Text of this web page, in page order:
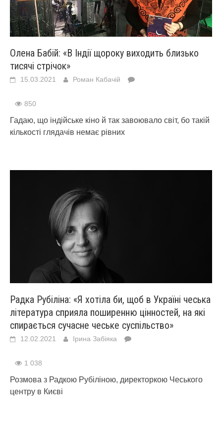
Олена Бабій: «В Індії щороку виходить близько
тисячі стрічок»
15.03.2021 Роман Кабачій
850
Гадаю, що індійське кіно й так завоювало світ, бо такій
кількості глядачів немає рівних
Радка Рубіліна: «Я хотіла би, щоб в Україні чеська
література сприяла поширенню цінностей, на які
спирається сучасне чеське суспільство»
12.02.2021 Ірина Забіяка
1 038
Розмова з Радкою Рубіліною, директоркою Чеського
центру в Києві